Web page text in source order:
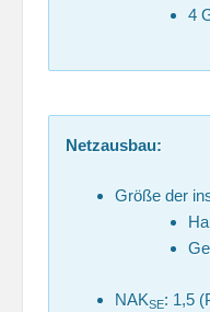
4
Netzausbau:
Größe der
NAKSE: 1,5